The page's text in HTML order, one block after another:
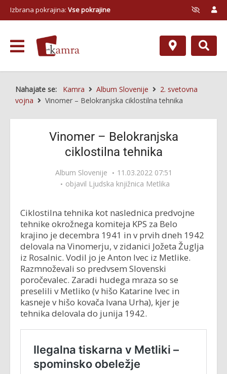
Izbrana pokrajina: Vse pokrajine
Nahajate se: Kamra Album Slovenije
2. svetovna
vojna
Vinomer – Belokranjska ciklostilna tehnika
Vinomer – Belokranjska
ciklostilna tehnika
Album Slovenije
11.03.2022 07:51
objavil Ljudska knjižnica Metlika
Ciklostilna tehnika kot naslednica predvojne
tehnike okrožnega komiteja KPS za Belo
krajino je decembra 1941 in v prvih dneh 1942
delovala na Vinomerju, v zidanici Jožeta Žuglja
iz Rosalnic. Vodil jo je Anton Ivec iz Metlike.
Razmnoževali so predvsem Slovenski
poročevalec. Zaradi hudega mraza so se
preselili v Metliko (v hišo Katarine Ivec in
kasneje v hišo kovača Ivana Urha), kjer je
tehnika delovala do junija 1942.